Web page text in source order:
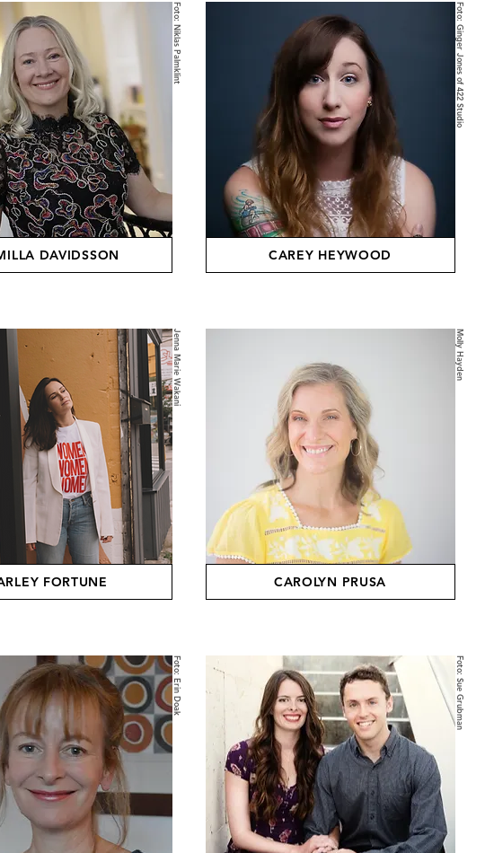
Foto: Niklas Palmklint
DAVIDSSON
Jenna Marie Wakani
FORTUNE
Foto: Erin Doak
Foto: Ginger Jones of 422 Studio
CAREY HEYWOOD
Molly Hayden
CAROLYN PRUSA
Foto: Sue Grubman